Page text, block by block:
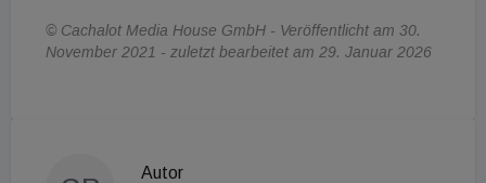
© Cachalot Media House GmbH - Veröffentlicht am 30.
November 2021 - zuletzt bearbeitet am 29. Januar 2026
Autor